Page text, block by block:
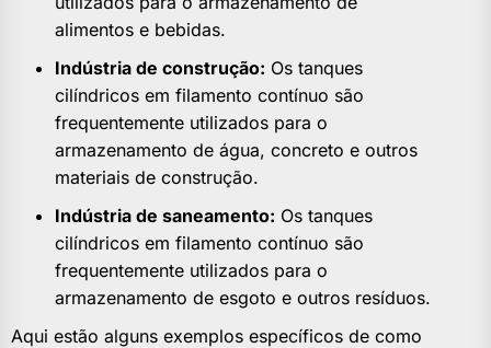
alimentos e bebidas.
Indústria de construção: Os tanques
cilíndricos em filamento contínuo são
frequentemente utilizados para o
armazenamento de água, concreto e outros
materiais de construção.
Indústria de saneamento: Os tanques
cilíndricos em filamento contínuo são
frequentemente utilizados para o
armazenamento de esgoto e outros resíduos.
Aqui estão alguns exemplos específicos de como